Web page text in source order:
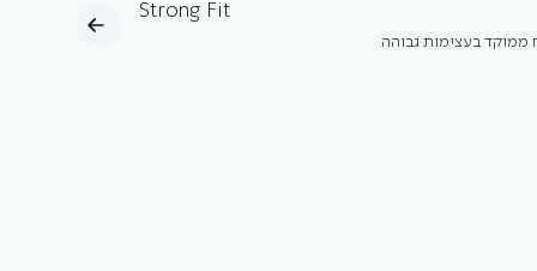
Strong Fit
ממוקד בעצימות גבוהה